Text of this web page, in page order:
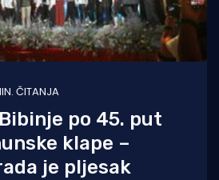
ČITANJA
po 45. put
klape –
je pljesak